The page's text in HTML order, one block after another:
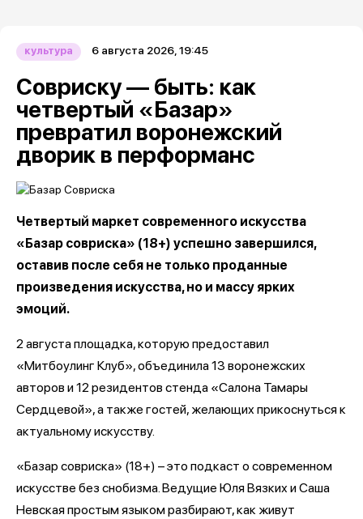
культура 6 августа 2026, 19:45
Совриску — быть: как
четвертый «Базар»
превратил воронежский
дворик в перформанс
Четвертый маркет современного искусства
«Базар совриска» (18+) успешно завершился,
оставив после себя не только проданные
произведения искусства, но и массу ярких
эмоций.
2 августа площадка, которую предоставил
«Митбоулинг Клуб», объединила 13 воронежских
авторов и 12 резидентов стенда «Салона Тамары
Сердцевой», а также гостей, желающих прикоснуться к
актуальному искусству.
«Базар совриска» (18+) – это подкаст о современном
искусстве без снобизма. Ведущие Юля Вязких и Саша
Невская простым языком разбирают, как живут